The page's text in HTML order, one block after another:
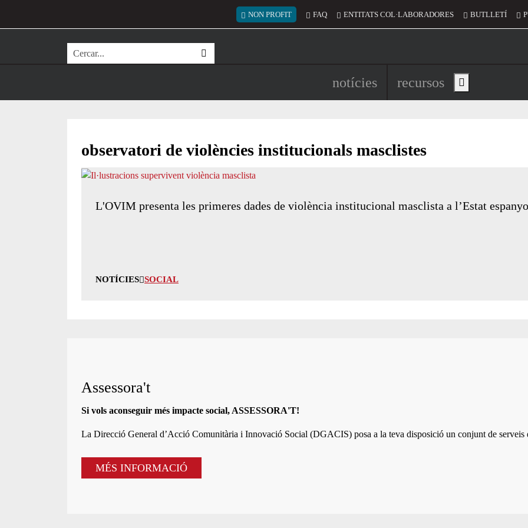
Menú del compte d'usuari
NON PROFIT FAQ ENTITATS COL·LABORADORES BUTLLETÍ
Cerca
Navegació principal de
notícies recursos Show main menu
observatori de violències institucionals masclistes
L'OVIM presenta les primeres dades de violència institucional masclista a l’Estat
NOTÍCIES SOCIAL
Assessora't
Si vols aconseguir més impacte social, ASSESSORA'T!
La Direcció General d’Acció Comunitària i Innovació Social (DGACIS) posa a la teva disposició un conjunt de
MÉS INFORMACIÓ